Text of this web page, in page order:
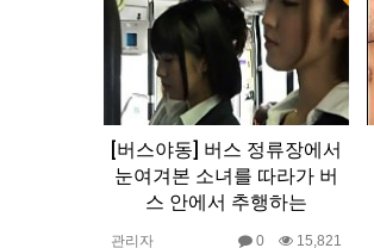
[버스야동] 버스 정류장에서
눈여겨본 소녀를 따라가 버
스 안에서 추행하는
관리자 0 15,821